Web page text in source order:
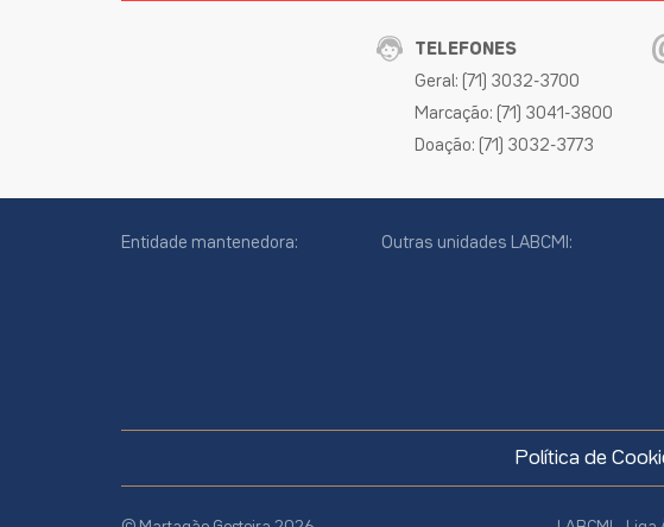
online
TELEFONES
Geral: (71) 3032-3700
Marcação: (71) 3041-3800
Doação: (71) 3032-3773
Entidade mantenedora: Outras unidades LABCMI:
Política de